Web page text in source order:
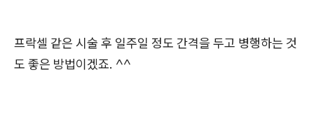
프락셀 같은 시술 후 일주일 정도 간격을 두고 병행하는 것
도 좋은 방법이겠죠. ^^